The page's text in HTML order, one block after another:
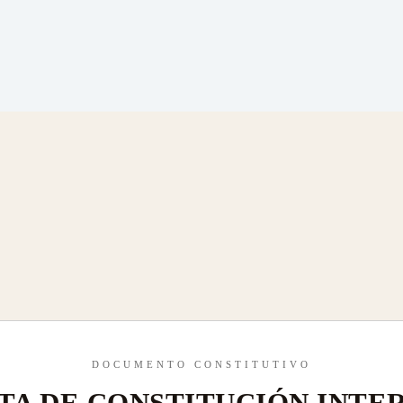
DOCUMENTO CONSTITUTIVO